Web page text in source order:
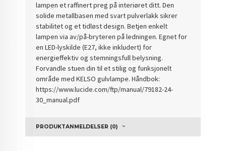
lampen et raffinert preg på interiøret ditt. Den
solide metallbasen med svart pulverlakk sikrer
stabilitet og et tidløst design. Betjen enkelt
lampen via av/på-bryteren på ledningen. Egnet for
en LED-lyskilde (E27, ikke inkludert) for
energieffektiv og stemningsfull belysning.
Forvandle stuen din til et stilig og funksjonelt
område med KELSO gulvlampe. Håndbok:
https://www.lucide.com/ftp/manual/79182-24-
30_manual.pdf
PRODUKTANMELDELSER (0)